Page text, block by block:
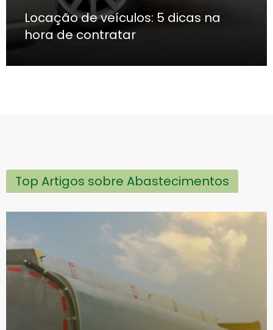
Locação de veículos: 5 dicas na
hora de contratar
Top Artigos sobre Abastecimentos